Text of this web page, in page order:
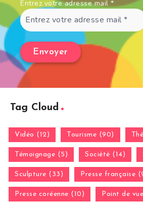
Entrez votre adresse mail *
Tag Cloud
Vidéo (12) Tourisme (90)
Témoignage (5) Société (14)
Sculpture (33) Presse française
Presse coréenne (10) Point de